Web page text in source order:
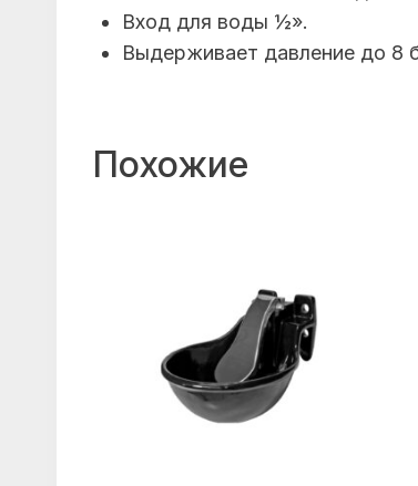
Вход для воды ½».
Выдерживает давление до 8
Похожие